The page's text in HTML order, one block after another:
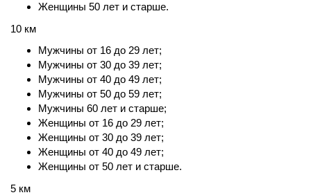
Женщины 50 лет и старше.
10 км
Мужчины от 16 до 29 лет;
Мужчины от 30 до 39 лет;
Мужчины от 40 до 49 лет;
Мужчины от 50 до 59 лет;
Мужчины 60 лет и старше;
Женщины от 16 до 29 лет;
Женщины от 30 до 39 лет;
Женщины от 40 до 49 лет;
Женщины от 50 лет и старше.
5 км